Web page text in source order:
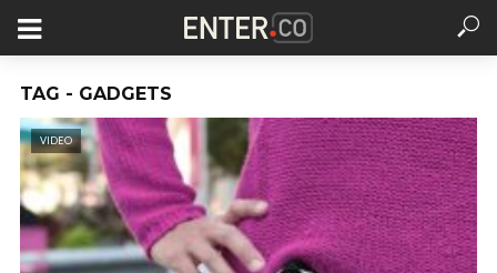
TAG - GADGETS
VIDEO